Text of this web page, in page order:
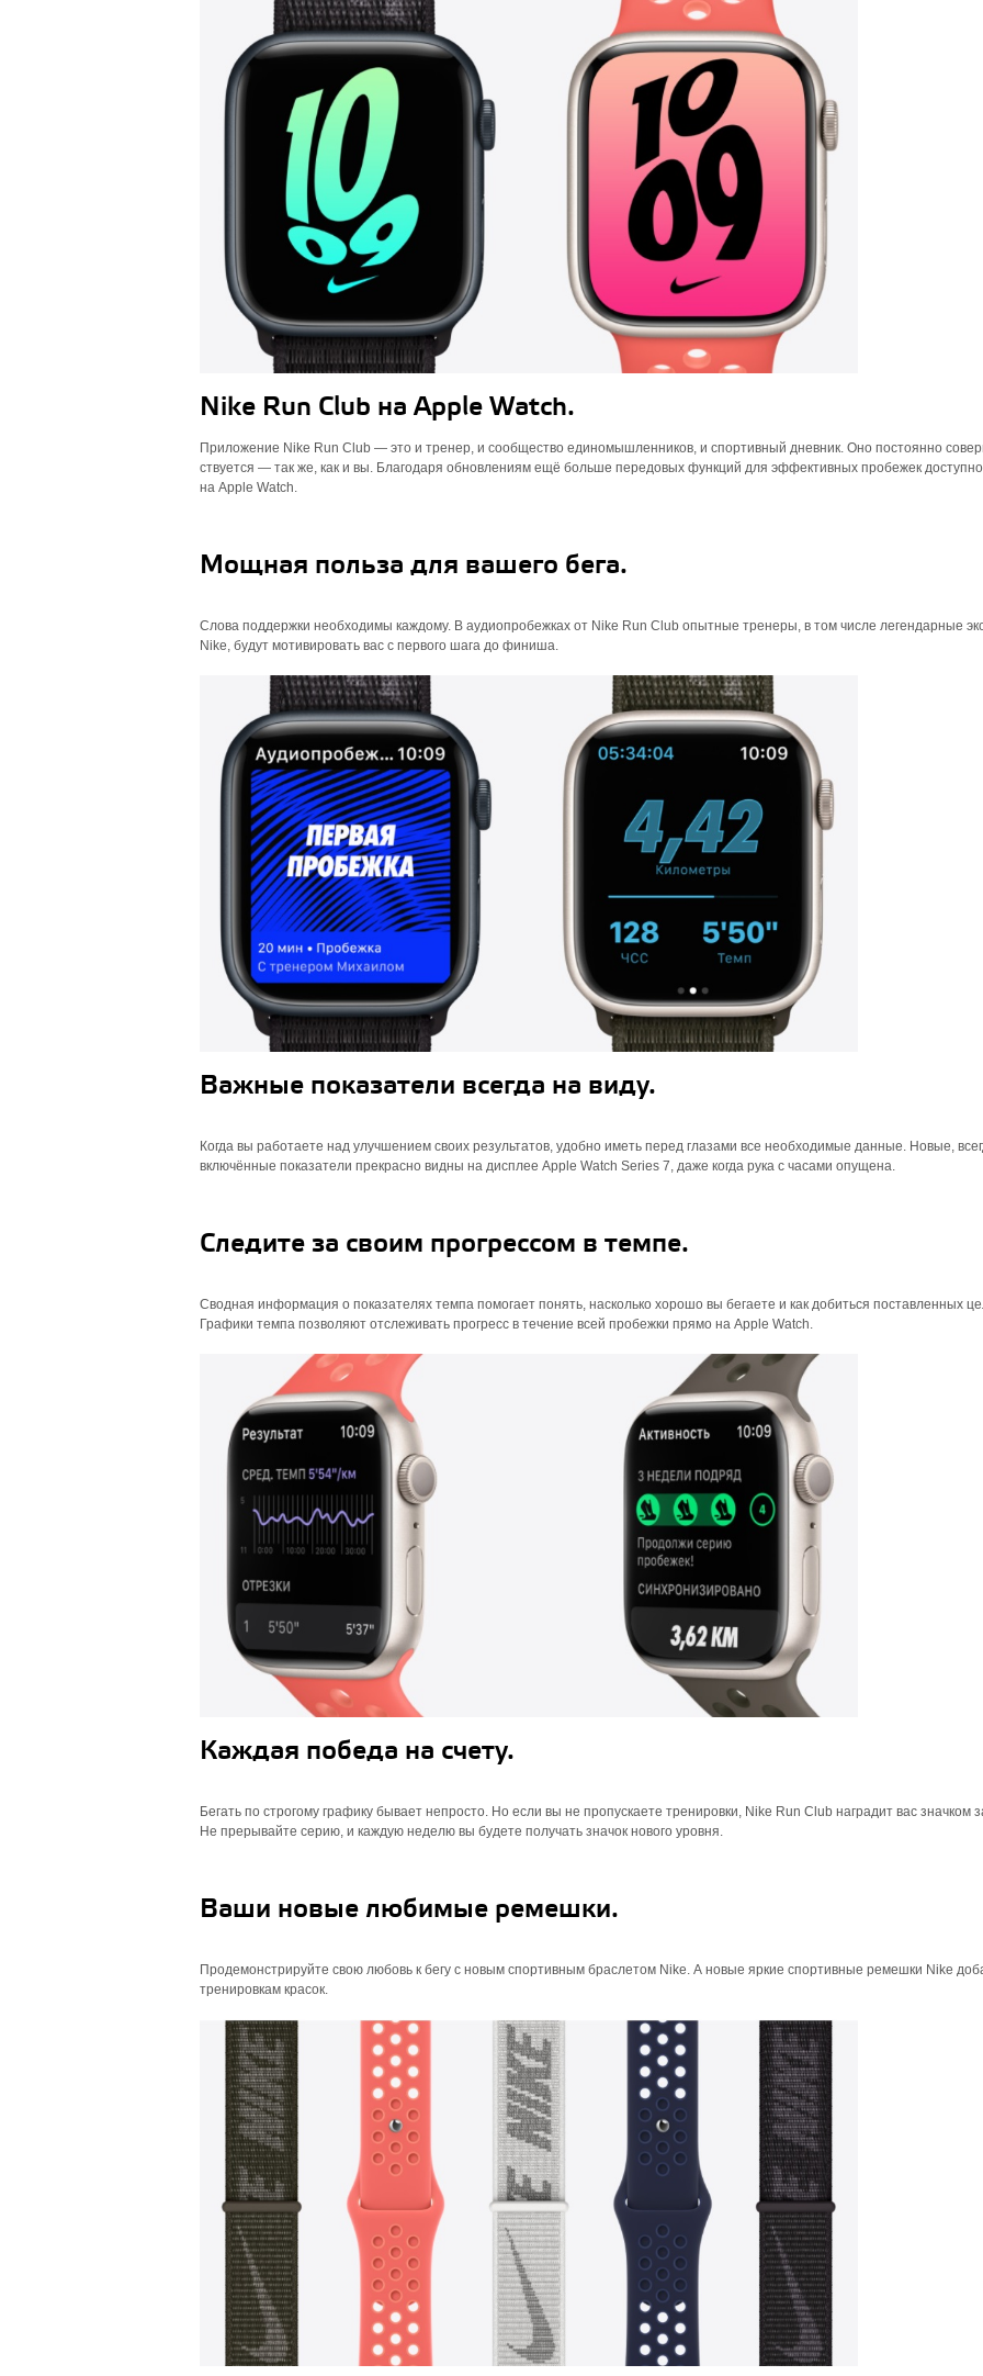
Nike Run Club на Apple Watch.
Приложение Nike Run Club — это и тренер, и сообщество едино­мышленников, и спортивный дневник. Оно постоянно
ствуется — так же, как и вы. Благодаря обновлениям ещё больше передовых функций для эффективных пробежек
на Apple Watch.
Мощная польза для вашего бега.
Слова поддержки необходимы каждому. В аудиопробежках от Nike Run Club опытные тренеры, в том числе легендарные
Nike, будут мотивировать вас с первого шага до финиша.
Важные показатели всегда на виду.
Когда вы работаете над улучшением своих результатов, удобно иметь перед глазами все необходимые данные. Новые,
включённые показатели прекрасно видны на дисплее Apple Watch Series 7, даже когда рука с часами опущена.
Следите за своим прогрессом в темпе.
Сводная информация о показателях темпа помогает понять, насколько хорошо вы бегаете и как добиться поставленных
Графики темпа позволяют отслеживать прогресс в течение всей пробежки прямо на Apple Watch.
Каждая победа на счету.
Бегать по строгому графику бывает непросто. Но если вы не пропускаете тренировки, Nike Run Club наградит вас значком
Не прерывайте серию, и каждую неделю вы будете получать значок нового уровня.
Ваши новые любимые ремешки.
Продемонстрируйте свою любовь к бегу с новым спортивным браслетом Nike. А новые яркие спортивные ремешки Nike
тренировкам красок.